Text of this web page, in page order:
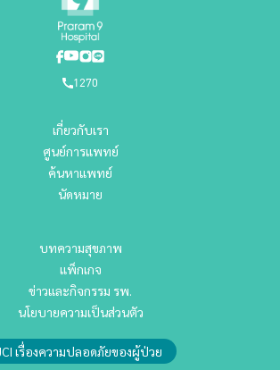
1270
เกี่ยวกับเรา
ศูนย์การแพทย์
ค้นหาแพทย์
นัดหมาย
บทความสุขภาพ
แพ็กเกจ
ข่าวและกิจกรรม รพ.
นโยบายความเป็นส่วนตัว
เรื่องความปลอดภัยของผู้ป่วย